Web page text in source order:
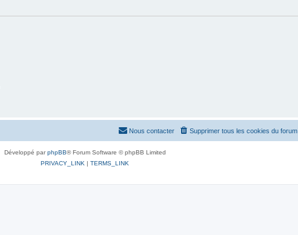
Supprimer tous les cookies du forum
Nous contacter
Développé parphpBB® Forum Software © phpBB Limited
PRIVACY_LINK | TERMS_LINK